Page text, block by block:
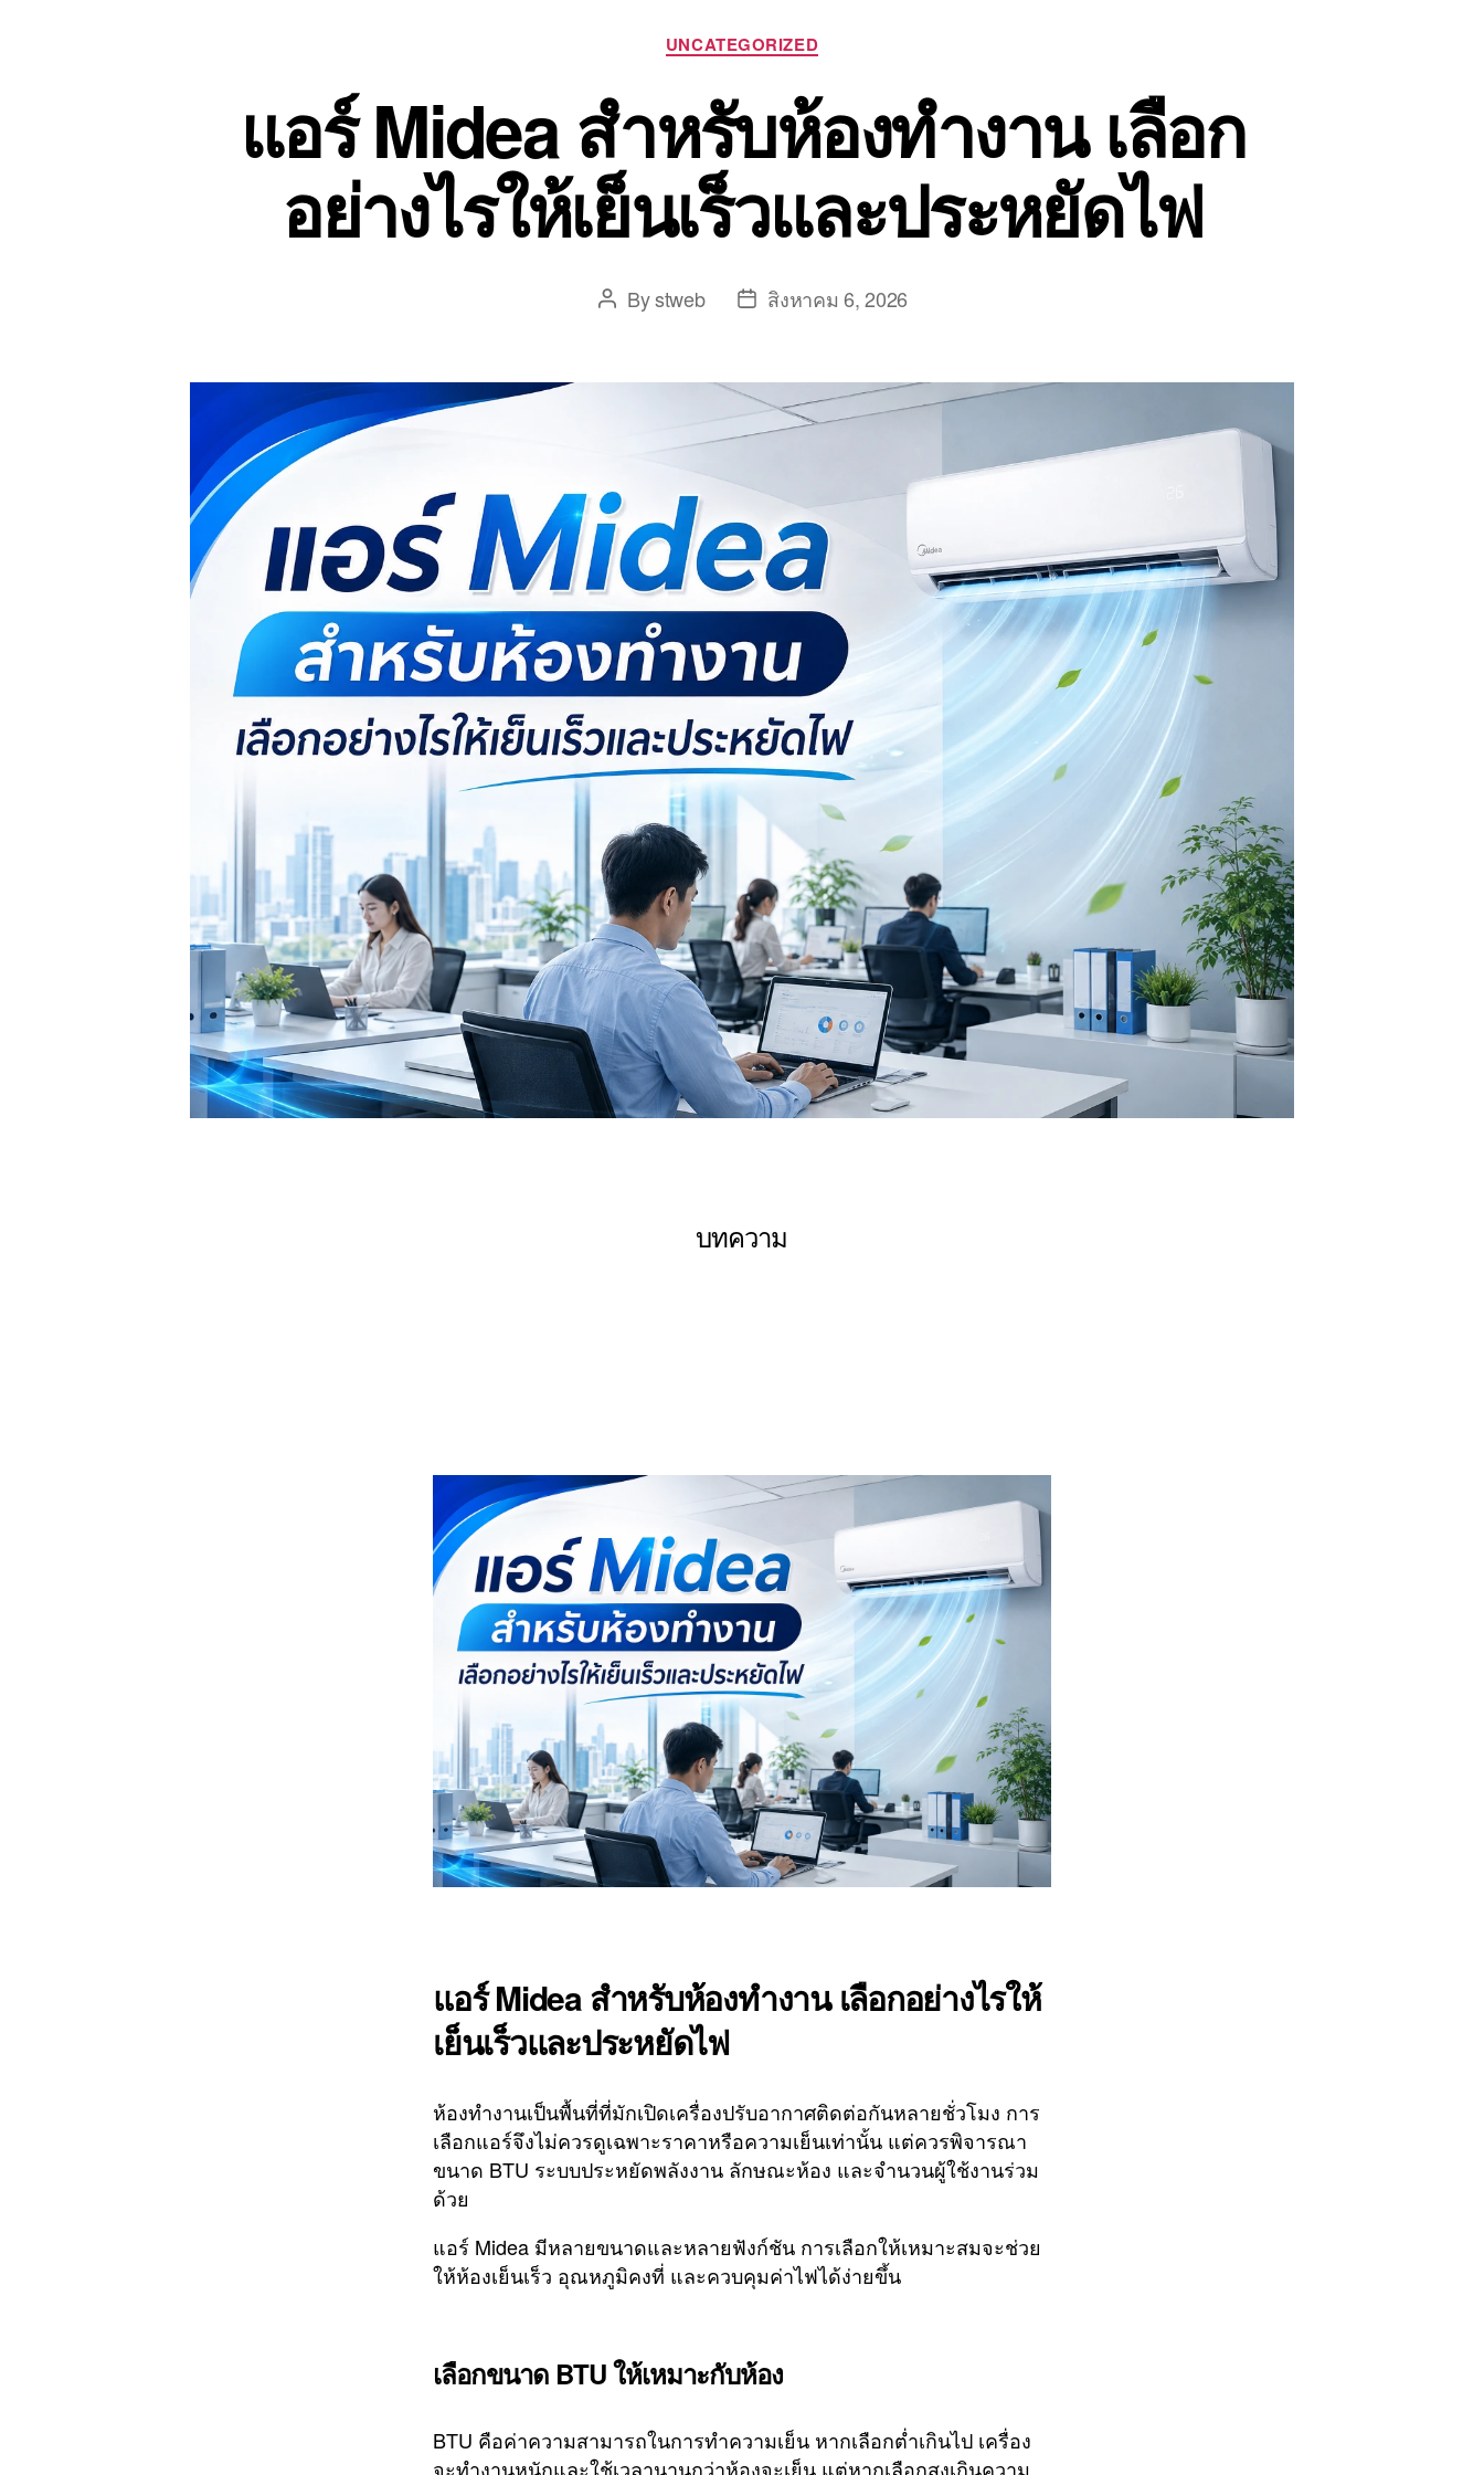
UNCATEGORIZED
แอร์ Midea สำหรับห้องทำงาน เลือก
อย่างไรให้เย็นเร็วและประหยัดไฟ
Bystweb สิงหาคม 6, 2026
บทความ
แอร์ Midea สำหรับห้องทำงาน เลือกอย่างไรให้
เย็นเร็วและประหยัดไฟ
ห้องทำงานเป็นพื้นที่ที่มักเปิดเครื่องปรับอากาศติดต่อกันหลายชั่วโมง การ
เลือกแอร์จึงไม่ควรดูเฉพาะราคาหรือความเย็นเท่านั้น แต่ควรพิจารณา
ขนาด BTU ระบบประหยัดพลังงาน ลักษณะห้อง และจำนวนผู้ใช้งานร่วม
ด้วย
แอร์ Midea มีหลายขนาดและหลายฟังก์ชัน การเลือกให้เหมาะสมจะช่วย
ให้ห้องเย็นเร็ว อุณหภูมิคงที่ และควบคุมค่าไฟได้ง่ายขึ้น
เลือกขนาด BTU ให้เหมาะกับห้อง
BTU คือค่าความสามารถในการทำความเย็น หากเลือกต่ำเกินไป เครื่อง
จะทำงานหนักและใช้เวลานานกว่าห้องจะเย็น แต่หากเลือกสูงเกินความ